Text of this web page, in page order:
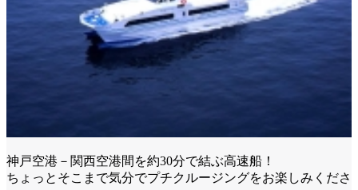
神戸空港－関西空港間を約30分で結ぶ高速船！
ちょっとそこまで気分でプチクルージングをお楽しみくださ